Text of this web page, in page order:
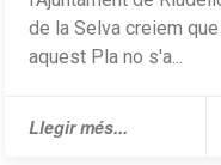
de la Selva creiem que
aquest Pla no s'a...
Llegir més...